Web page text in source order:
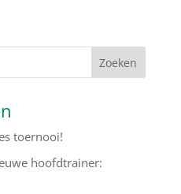
toernooi!
hoofdtrainer: